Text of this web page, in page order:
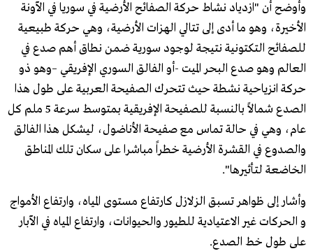
وأوضح أن "ازدياد نشاط حركة الصفائح الأرضية في سوريا في الآونة
الأخيرة، وهو ما أدى إلى تتالي الهزات الأرضية، وهي حركة طبيعية
للصفائح التكتونية نتيجة لوجود سورية ضمن نطاق أهم صدع في
العالم وهو صدع البحر الميت -أو الفالق السوري الإفريقي –وهو ذو
حركة انزياحية نشطة حيث تتحرك الصفيحة العربية على طول هذا
الصدع شمالاً بالنسبة للصفيحة الإفريقية بمتوسط سرعة 5 ملم كل
عام، وهي في حالة تماس مع صفيحة الأناضول، ليشكل هذا الفالق
والصدوع في القشرة الأرضية خطراً مباشرا على سكان تلك المناطق
الخاضعة لتأثيرها".
وأشار إلى ظواهر تسبق الزلازل كارتفاع مستوى المياه، وارتفاع الأمواج
و الحركات غير الاعتيادية للطيور والحيوانات، وارتفاع المياه في الآبار
على طول خط الصدع.